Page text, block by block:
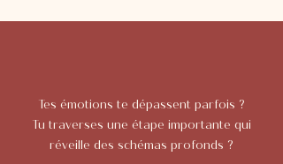
Tes émotions te dépassent parfois ?
Tu traverses une étape importante qui
réveille des schémas profonds ?